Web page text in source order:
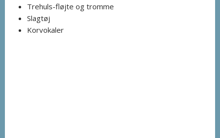
Trehuls-fløjte og tromme
Slagtøj
Korvokaler